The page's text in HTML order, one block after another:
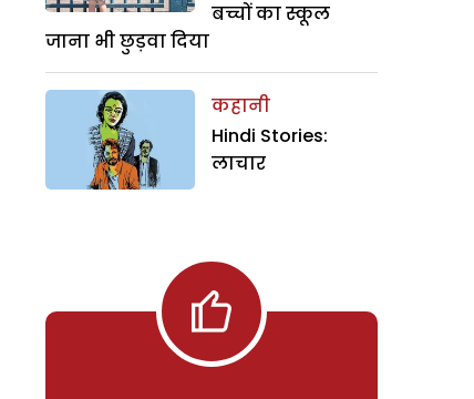
बच्चों का स्कूल
जाना भी छुड़वा दिया
कहानी
Hindi Stories:
लाचार